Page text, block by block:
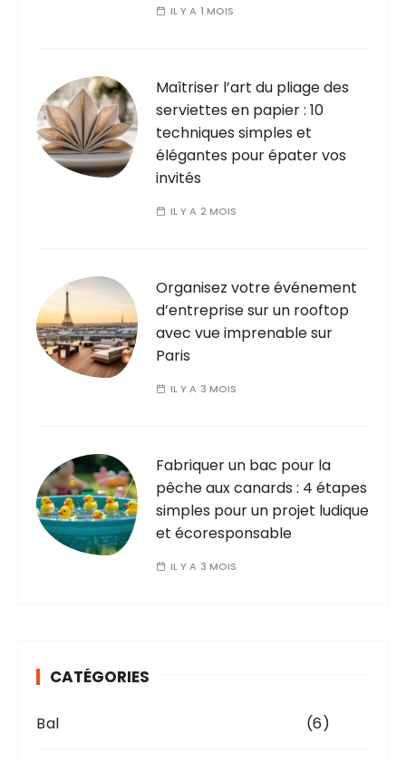
IL Y A 1 MOIS
Maîtriser l’art du pliage des
serviettes en papier : 10
techniques simples et
élégantes pour épater vos
invités
IL Y A 2 MOIS
Organisez votre événement
d’entreprise sur un rooftop
avec vue imprenable sur
Paris
IL Y A 3 MOIS
Fabriquer un bac pour la
pêche aux canards : 4 étapes
simples pour un projet ludique
et écoresponsable
IL Y A 3 MOIS
CATÉGORIES
Bal (6)